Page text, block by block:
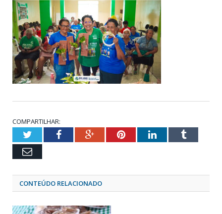
COMPARTILHAR:
TwitterFacebookGoogle+PinterestLinkedInTumblr
Email
CONTEÚDO RELACIONADO